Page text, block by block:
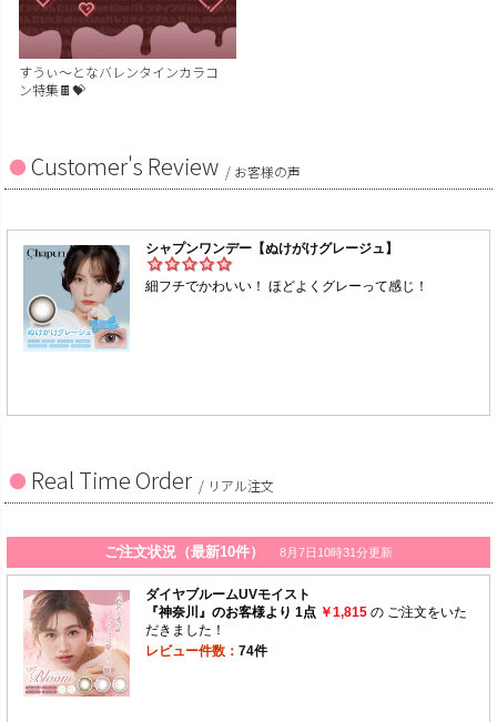
すうぃ～となバレンタインカラコ
ン特集🍫💝
Customer's Review / お客様の声
Real Time Order / リアル注文